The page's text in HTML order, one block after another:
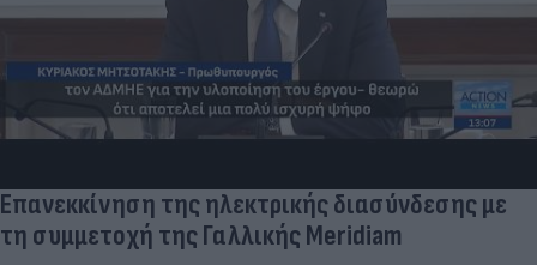
Επανεκκίνηση της ηλεκτρικής διασύνδεσης με
τη συμμετοχή της Γαλλικής Meridiam